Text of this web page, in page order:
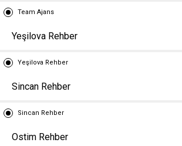
Team Ajans
Yeşilova Rehber
Yeşilova Rehber
Sincan Rehber
Sincan Rehber
Ostim Rehber